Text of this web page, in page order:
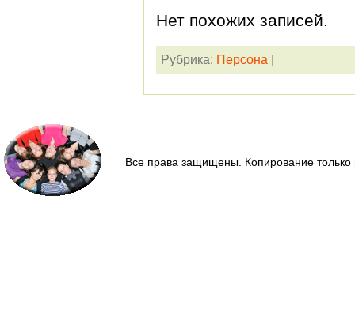
Нет похожих записей.
Рубрика: Персона
Все права защищены. Копирование только